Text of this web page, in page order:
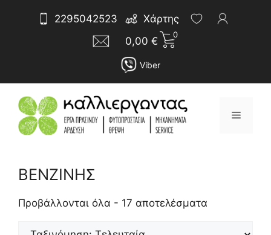
2295042523
Χάρτης
0,00 €
0
Viber
Μενού
ΒΕΝΖΙΝΗΣ
Προβάλλονται όλα - 17 αποτελέσματα
Sorted
latest